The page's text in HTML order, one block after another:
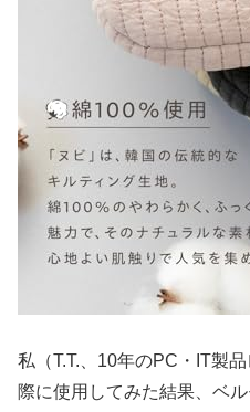
私（T.T.、10年のPC・IT製
際に使用してみた結果、ベ